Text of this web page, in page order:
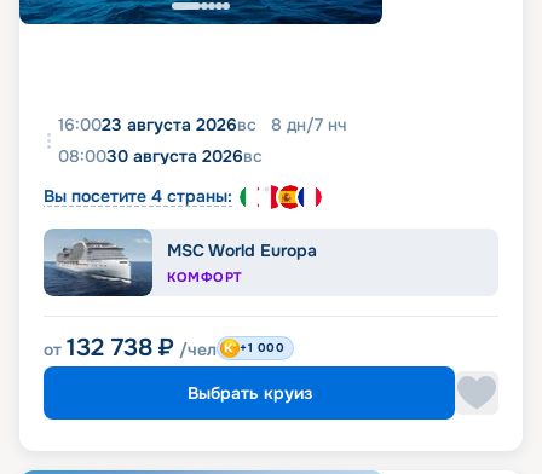
16:0023 августа 2026вс 8 дн/7 нч
08:0030 августа 2026вс
Вы посетите 4 страны:
MSC World Europa
КОМФОРТ
от 132 738 ₽ /чел +1 000
Выбрать круиз